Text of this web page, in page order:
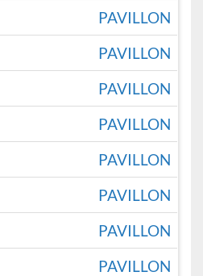
PAVILLON
PAVILLON
PAVILLON
PAVILLON
PAVILLON
PAVILLON
PAVILLON
PAVILLON